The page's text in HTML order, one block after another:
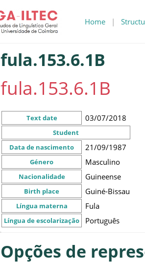
Home |
fula.153.6.1B
fula.153.6.1B
Text date 03/07/2018
Student
Data de nascimento
21/09/1987
Género Masculino
Nacionalidade Guineense
Birth place Guiné-Bissau
Língua materna Fula
Língua de escolarização Português
Opções de